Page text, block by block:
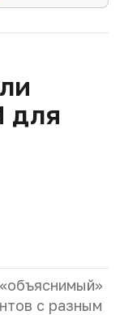
для
с разным